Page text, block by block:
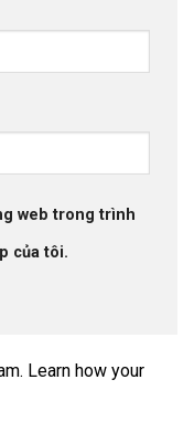
web trong trình
của tôi.
Learn how your